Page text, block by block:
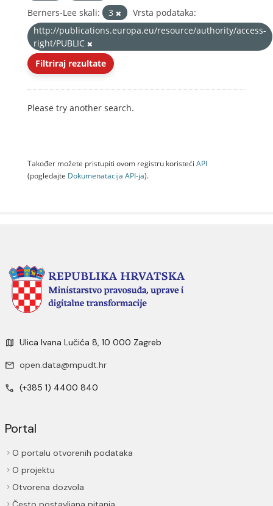
Berners-Lee skali:
3
Vrsta podataka:
http://publications.europa.eu/resource/authority/access-
right/PUBLIC
Filtriraj rezultate
Please try another search.
Također možete pristupiti ovom registru koristeći API
(pogledajte Dokumenаtаcijа API-jа).